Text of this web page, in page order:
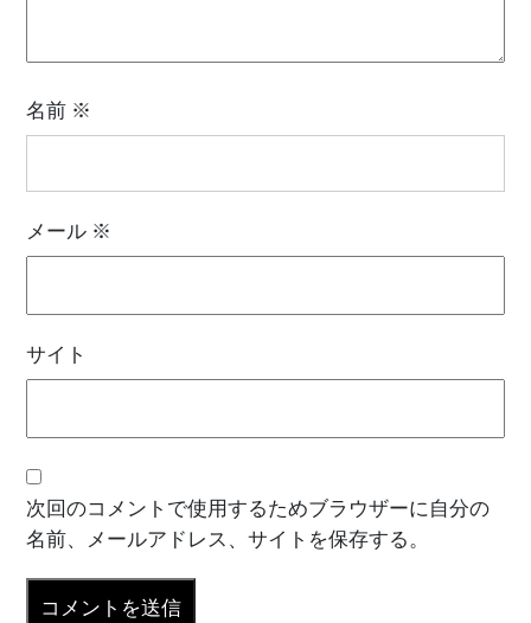
名前 ※
メール ※
サイト
次回のコメントで使用するためブラウザーに自分の
名前、メールアドレス、サイトを保存する。